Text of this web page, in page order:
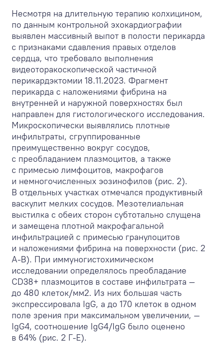
Несмотря на длительную терапию колхицином,
по данным контрольной эхокардиографии
выявлен массивный выпот в полости перикарда
с признаками сдавления правых отделов
сердца, что требовало выполнения
видеоторакоскопической частичной
перикардэктомии 18.11.2023. Фрагмент
перикарда с наложениями фибрина на
внутренней и наружной поверхностях был
направлен для гистологического исследования.
Микроскопически выявлялись плотные
инфильтраты, сгруппированные
преимущественно вокруг сосудов,
с преобладанием плазмоцитов, а также
с примесью лимфоцитов, макрофагов
и немногочисленных эозинофилов (рис. 2).
В отдельных участках отмечался продуктивный
васкулит мелких сосудов. Мезотелиальная
выстилка с обеих сторон субтотально слущена
и замещена плотной макрофагальной
инфильтрацией с примесью гранулоцитов
и наложениями фибрина на поверхности (рис. 2
A-В). При иммуногистохимическом
исследовании определялось преобладание
CD38+ плазмоцитов в составе инфильтрата —
до 480 клеток/мм2. Из них большая часть
экспрессировала IgG, а до 170 клеток в одном
поле зрения при максимальном увеличении, —
IgG4, соотношение IgG4/IgG было оценено
в 64% (рис. 2 Г-Е).